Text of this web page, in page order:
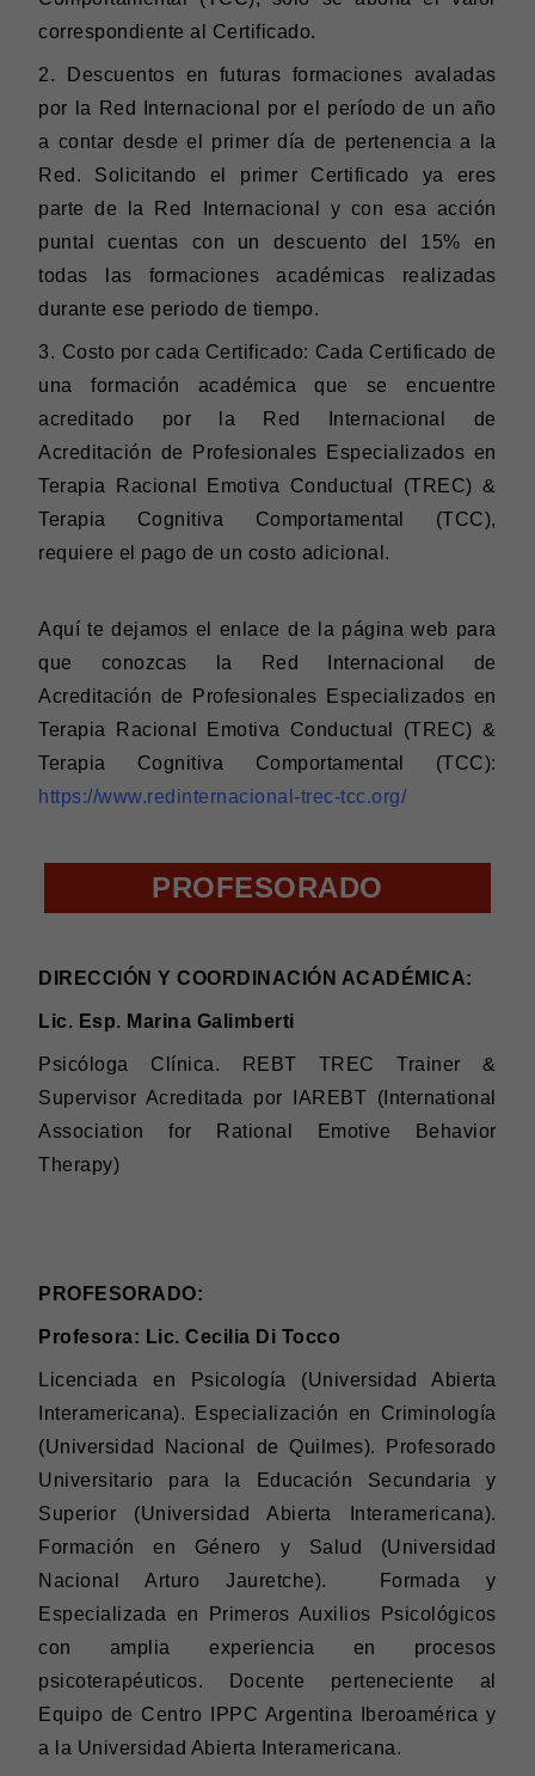
correspondiente al Certificado.
2. ⁠Descuentos en futuras formaciones avaladas
por la Red Internacional por el período de un año
a contar desde el primer día de pertenencia a la
Red. Solicitando el primer Certificado ya eres
parte de la Red Internacional y con esa acción
puntal cuentas con un descuento del 15% en
todas las formaciones académicas realizadas
durante ese periodo de tiempo.
3. ⁠Costo por cada Certificado: Cada Certificado de
una formación académica que se encuentre
acreditado por la Red Internacional de
Acreditación de Profesionales Especializados en
Terapia Racional Emotiva Conductual (TREC) &
Terapia Cognitiva Comportamental (TCC),
requiere el pago de un costo adicional.
Aquí te dejamos el enlace de la página web para
que conozcas la Red Internacional de
Acreditación de Profesionales Especializados en
Terapia Racional Emotiva Conductual (TREC) &
Terapia Cognitiva Comportamental (TCC):
https://www.redinternacional-trec-tcc.org/
PROFESORADO
DIRECCIÓN Y COORDINACIÓN ACADÉMICA:
Lic. Esp. Marina Galimberti
Psicóloga Clínica.
REBT TREC Trainer &
Supervisor Acreditada por IAREBT (International
Association for Rational Emotive Behavior
Therapy)
PROFESORADO:
Profesora: Lic. Cecilia Di Tocco
Licenciada en Psicología (Universidad Abierta
Interamericana). Especialización en Criminología
(Universidad Nacional de Quilmes). Profesorado
Universitario para la Educación Secundaria y
Superior (Universidad Abierta Interamericana).
Formación en Género y Salud (Universidad
Nacional Arturo Jauretche). Formada y
Especializada en Primeros Auxilios Psicológicos
con amplia experiencia en procesos
psicoterapéuticos. Docente perteneciente al
Equipo de Centro IPPC Argentina Iberoamérica y
a la Universidad Abierta Interamericana.